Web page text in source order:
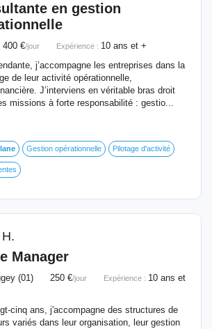
en gestion
€/jour Expérience : 10 ans et +
j’accompagne les entreprises dans la
de leur activité opérationnelle,
J’interviens en véritable bras droit
missions à forte responsabilité : gestio...
Gestion opérationnelle Pilotage d'activité
Manager
(01) 250 €/jour Expérience : 10 ans et
cinq ans, j'accompagne des structures de
variés dans leur organisation, leur gestion